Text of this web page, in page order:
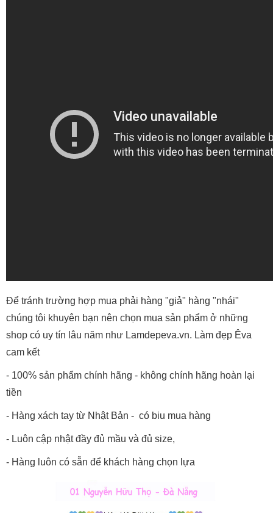
Để tránh trường hợp mua phải hàng "giả" hàng "nhái"
chúng tôi khuyên bạn nên chọn mua sản phẩm ở những
shop có uy tín lâu năm như Lamdepeva.vn. Làm đẹp Êva
cam kết
- 100% sản phẩm chính hãng - không chính hãng hoàn lại
tiền
- Hàng xách tay từ Nhật Bản - có biu mua hàng
- Luôn cập nhật đầy đủ mầu và đủ size,
- Hàng luôn có sẵn để khách hàng chọn lựa